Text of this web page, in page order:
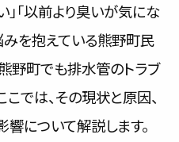
」「以前より臭いが気にな
みを抱えている熊野町民
野町でも排水管のトラブ
では、その現状と原因、
について解説します。